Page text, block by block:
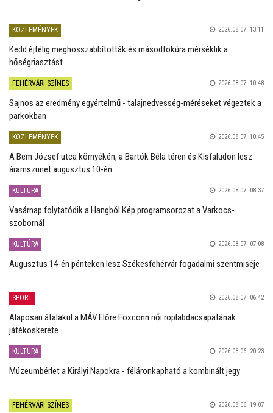
KÖZLEMÉNYEK 2026.08.07. 13:11
Kedd éjfélig meghosszabbították és másodfokúra mérséklik a
hőségriasztást
FEHÉRVÁRI SZÍNES 2026.08.07. 10:48
Sajnos az eredmény egyértelmű - talajnedvesség-méréseket végeztek a
parkokban
KÖZLEMÉNYEK 2026.08.07. 10:45
A Bem József utca környékén, a Bartók Béla téren és Kisfaludon lesz
áramszünet augusztus 10-én
KULTÚRA 2026.08.07. 08:37
Vasárnap folytatódik a Hangból Kép programsorozat a Varkocs-
szobornál
KULTÚRA 2026.08.07. 07:08
Augusztus 14-én pénteken lesz Székesfehérvár fogadalmi szentmiséje
SPORT 2026.08.07. 06:42
Alaposan átalakul a MÁV Előre Foxconn női röplabdacsapatának
játékoskerete
KULTÚRA 2026.08.06. 20:23
Múzeumbérlet a Királyi Napokra - féláronkapható a kombinált jegy
FEHÉRVÁRI SZÍNES 2026.08.06. 19:07